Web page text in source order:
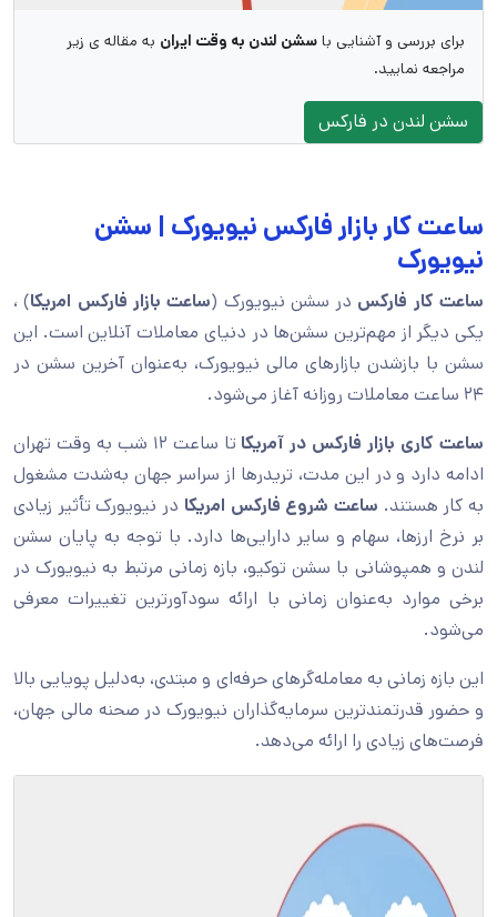
برای بررسی و آشنایی با سشن لندن به وقت ایران به مقاله ی زیر
مراجعه نمایید.
سشن لندن در فارکس
ساعت کار بازار فارکس نیویورک | سشن
نیویورک
ساعت کار فارکس در سشن نیویورک (ساعت بازار فارکس امریکا) ،
یکی دیگر از مهم‌ترین سشن‌ها در دنیای معاملات آنلاین است. این
سشن با بازشدن بازارهای مالی نیویورک، به‌عنوان آخرین سشن در
۲۴ ساعت معاملات روزانه آغاز می‌شود.
ساعت کاری بازار فارکس در آمریکا
تا ساعت ۱۲ شب به وقت تهران
ادامه دارد و در این مدت، تریدرها از سراسر جهان به‌شدت مشغول
به کار هستند. ساعت شروع فارکس امریکا در نیویورک تأثیر زیادی
بر نرخ ارزها، سهام و سایر دارایی‌ها دارد. با‌ توجه به پایان سشن
لندن و همپوشانی با سشن توکیو، بازه زمانی مرتبط به نیویورک در
برخی موارد به‌عنوان زمانی با ارائه سودآورترین تغییرات معرفی
می‌شود.
این بازه زمانی به معامله‌گرهای حرفه‌ای و مبتدی، به‌دلیل پویایی بالا
و حضور قدرتمندترین سرمایه‌گذاران نیویورک در صحنه مالی جهان،
فرصت‌های زیادی را ارائه می‌دهد.